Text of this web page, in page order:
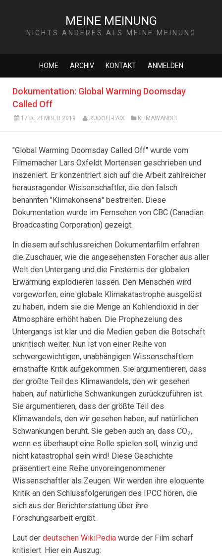
MEINE MEINUNG
NICHTS ANDERES ALS MEINE MEINUNG
HOME ARCHIV KONTAKT ANMELDEN
Dokumentation: Global Warming Doomsday
Called Off
17 DEZEMBER 2019 RUDOLF-FAIX KLIMAWANDEL
"Global Warming Doomsday Called Off" wurde vom
Filmemacher Lars Oxfeldt Mortensen geschrieben und
inszeniert. Er konzentriert sich auf die Arbeit zahlreicher
herausragender Wissenschaftler, die den falsch
benannten "Klimakonsens" bestreiten. Diese
Dokumentation wurde im Fernsehen von CBC (Canadian
Broadcasting Corporation) gezeigt.
In diesem aufschlussreichen Dokumentarfilm erfahren
die Zuschauer, wie die angesehensten Forscher aus aller
Welt den Untergang und die Finsternis der globalen
Erwärmung explodieren lassen. Den Menschen wird
vorgeworfen, eine globale Klimakatastrophe ausgelöst
zu haben, indem sie die Menge an Kohlendioxid in der
Atmosphäre erhöht haben. Die Prophezeiung des
Untergangs ist klar und die Medien geben die Botschaft
unkritisch weiter. Nun ist von einer Reihe von
schwergewichtigen, unabhängigen Wissenschaftlern
ernsthafte Kritik aufgekommen. Sie argumentieren, dass
der größte Teil des Klimawandels, den wir gesehen
haben, auf natürliche Schwankungen zurückzuführen ist.
Sie argumentieren, dass der größte Teil des
Klimawandels, den wir gesehen haben, auf natürlichen
Schwankungen beruht. Sie geben auch an, dass CO2,
wenn es überhaupt eine Rolle spielen soll, winzig und
nicht katastrophal sein wird! Diese Geschichte
präsentiert eine Reihe unvoreingenommener
Wissenschaftler als Zeugen. Wir werden ihre eloquente
Kritik an den Schlussfolgerungen des IPCC hören, die
sich aus der Berichterstattung über ihre
Forschungsarbeit ergibt.
Laut der deutschen WikiPedia wurde der Film scharf
kritisiert. Hier ein Auszug: